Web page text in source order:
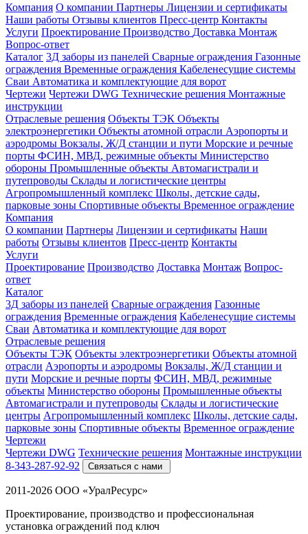
Компания О компании Партнеры Лицензии и сертификаты
Наши работы Отзывы клиентов Пресс-центр Контакты
Услуги Проектирование Производство Доставка Монтаж
Вопрос-ответ
Каталог 3Д заборы из панелей Сварные ограждения Газонные
ограждения Временные ограждения Кабеленесущие системы
Cваи Автоматика и комплектующие для ворот
Чертежи Чертежи DWG Технические решения Монтажные
инструкции
Отраслевые решения Объекты ТЭК Объекты
электроэнергетики Объекты атомной отрасли Аэропорты и
аэродромы Вокзалы, Ж/Д станции и пути Морские и речные
порты ФСИН, МВД, режимные объекты Министерство
обороны Промышленные объекты Автомагистрали и
путепроводы Склады и логистические центры
Агропромышленный комплекс Школы, детские сады,
парковые зоны Спортивные объекты Временное ограждение
Компания
О компании Партнеры Лицензии и сертификаты Наши
работы Отзывы клиентов Пресс-центр Контакты
Услуги
Проектирование Производство Доставка Монтаж Вопрос-
ответ
Каталог
3Д заборы из панелей Сварные ограждения Газонные
ограждения Временные ограждения Кабеленесущие системы
Cваи Автоматика и комплектующие для ворот
Отраслевые решения
Объекты ТЭК Объекты электроэнергетики Объекты атомной
отрасли Аэропорты и аэродромы Вокзалы, Ж/Д станции и
пути Морские и речные порты ФСИН, МВД, режимные
объекты Министерство обороны Промышленные объекты
Автомагистрали и путепроводы Склады и логистические
центры Агропромышленный комплекс Школы, детские сады,
парковые зоны Спортивные объекты Временное ограждение
Чертежи
Чертежи DWG Технические решения Монтажные инструкции
8-343-287-92-92
Связаться с нами
2011-2026 ООО «УралРесурс»
Проектирование, производство и профессиональная
установка ограждений под ключ